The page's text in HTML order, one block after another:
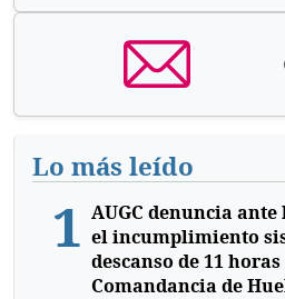
Lo más leído
1 AUGC denuncia
el incumplimiento
descanso de 11
Comandancia de